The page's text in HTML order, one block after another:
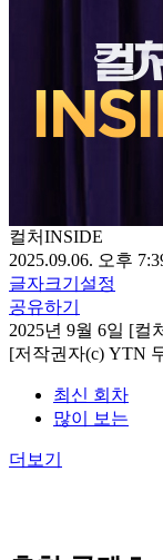
컬처INSIDE
2025.09.06. 오후
글자크기설정
공유하기
2025년 9월 6일 [컬
[저작권자(c) YTN
최신 회차
많이 보는
더보기